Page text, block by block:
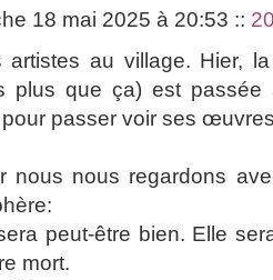
18 mai 2025 à 20:53 ::
artistes au village. Hier,
plus que ça) est passée
passer voir ses
nous nous regardons
peut-être bien. Elle
mort.